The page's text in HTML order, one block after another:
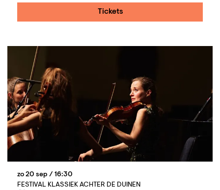
Tickets
FESTIVAL KLASSIEK ACHTER DE DUINEN
zo 20 sep / 16:30